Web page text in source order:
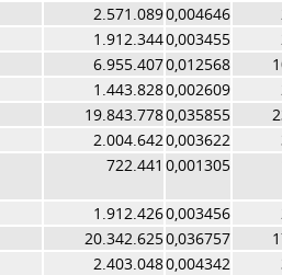
2.571.0890,004646
1.912.3440,003455
6.955.4070,012568
1.443.8280,002609
19.843.7780,035855
2.004.6420,003622
722.441 0,001305
1.912.4260,003456
20.342.6250,036757
2.403.0480,004342